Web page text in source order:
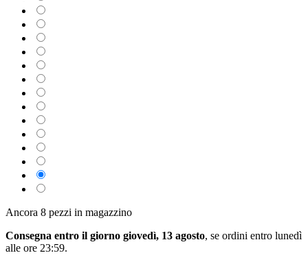
Ancora 8 pezzi in magazzino
Consegna entro il giorno giovedì, 13 agosto, se ordini entro lunedì
alle ore 23:59.